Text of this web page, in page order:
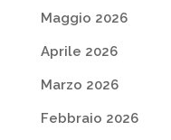
Maggio 2026
Aprile 2026
Marzo 2026
Febbraio 2026